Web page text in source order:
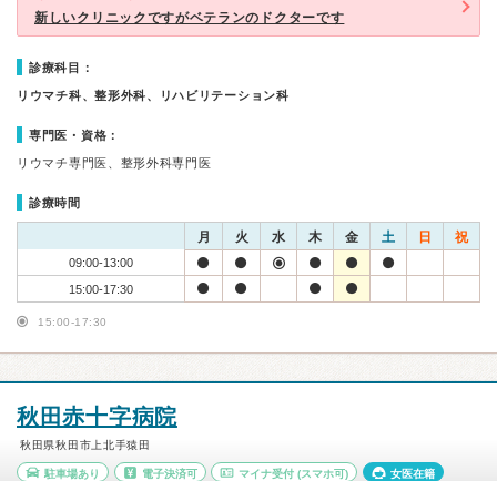
新しいクリニックですがベテランのドクターです
診療科目：
リウマチ科、整形外科、リハビリテーション科
専門医・資格：
リウマチ専門医、整形外科専門医
診療時間
月 火 水 木 金 土 日 祝
09:00-13:00
15:00-17:30
15:00-17:30
秋田赤十字病院
秋田県秋田市上北手猿田
駐車場あり 電子決済可 マイナ受付 (スマホ可) 女医在籍